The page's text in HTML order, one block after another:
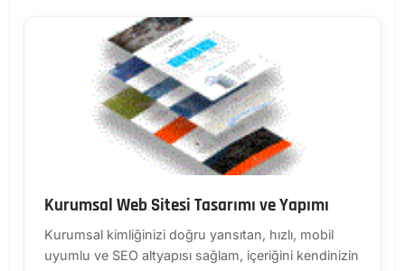
Kurumsal Web Sitesi Tasarımı ve Yapımı
Kurumsal kimliğinizi doğru yansıtan, hızlı, mobil
uyumlu ve SEO altyapısı sağlam, içeriğini kendinizin